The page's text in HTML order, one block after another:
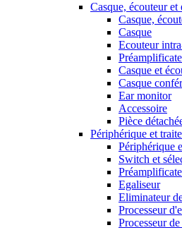
Casque, écouteur et
Casque,
Casque
Ecouteur
Casque et
Casque
Ear monitor
Accessoire
Pièce
Périphérique et
Périphérique
Switch et
Egaliseur
Eliminateur
Processeur
Processeur